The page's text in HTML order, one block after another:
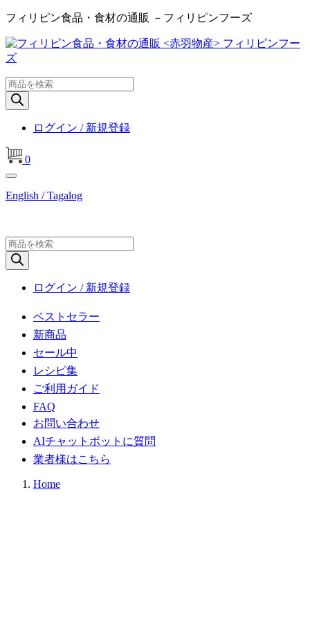
フィリピン食品・食材の通販 －フィリピンフーズ
商
品
検
ログイン / 新規登録
0
English / Tagalog
商
品
検
ログイン / 新規登録
ベストセラー
新商品
セール中
レシピ集
ご利用ガイド
FAQ
お問い合わせ
AIチャットボットに質問
業者様はこちら
Home